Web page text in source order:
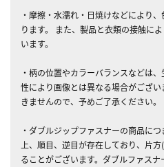
・摩擦・水濡れ・日焼けなどにより
ります。 また、製品と衣類の接触に
います。
・柄の位置やカラーバランスなどは
性により画像とは異なる場合がござ
きませんので、予めご了承ください。
・ダブルジップファスナーの商品に
上、順目、逆目が存在しており、片
ることがございます。ダブルファス